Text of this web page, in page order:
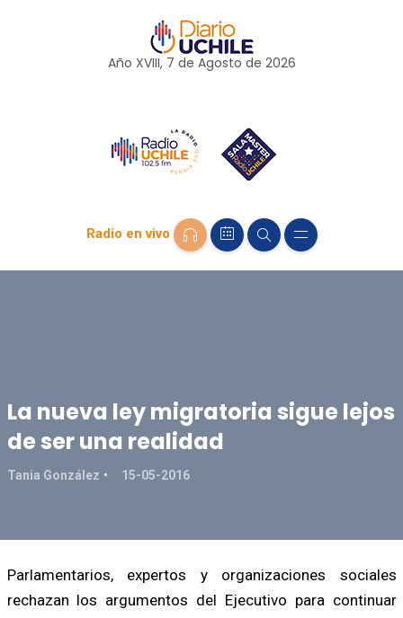
Año XVIII, 7 de Agosto de 2026
Radio en vivo
La nueva ley migratoria sigue lejos
de ser una realidad
Tania González 15-05-2016
Parlamentarios, expertos y organizaciones sociales
rechazan los argumentos del Ejecutivo para continuar